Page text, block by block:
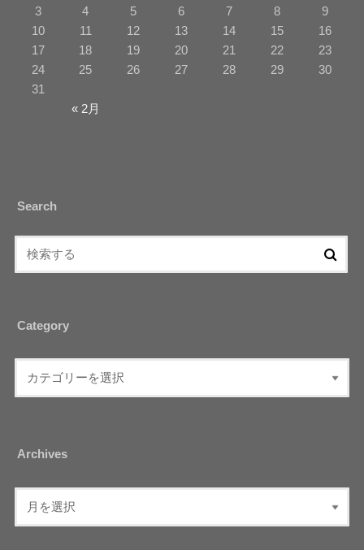
« 2月
3
4 5 6 7 8
9
10
11 12 13 14 15
16
17
18 19 20 21 22
23
24
25 26 27 28 29
30
31
Search
Category
Archives